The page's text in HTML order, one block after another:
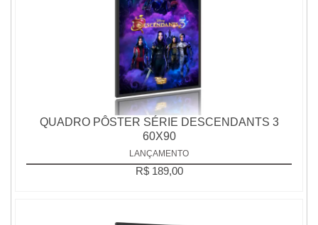
QUADRO PÔSTER SÉRIE DESCENDANTS 3
60X90
LANÇAMENTO
R$ 189,00